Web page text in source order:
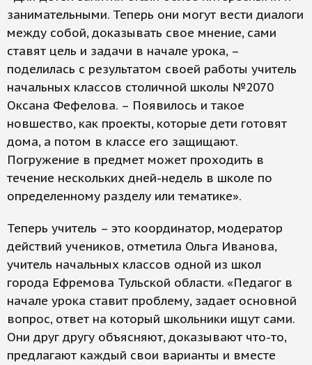
занимательными. Теперь они могут вести диалоги
между собой, доказывать свое мнение, сами
ставят цель и задачи в начале урока, –
поделилась с результатом своей работы учитель
начальных классов столичной школы №2070
Оксана Фефелова. – Появилось и такое
новшество, как проекты, которые дети готовят
дома, а потом в классе его защищают.
Погружение в предмет может проходить в
течение нескольких дней-недель в школе по
определенному разделу или тематике».
Теперь учитель – это координатор, модератор
действий учеников, отметила Ольга Иванова,
учитель начальных классов одной из школ
города Ефремова Тульской области. «Педагог в
начале урока ставит проблему, задает основной
вопрос, ответ на который школьники ищут сами.
Они друг другу объясняют, доказывают что-то,
предлагают каждый свои варианты и вместе